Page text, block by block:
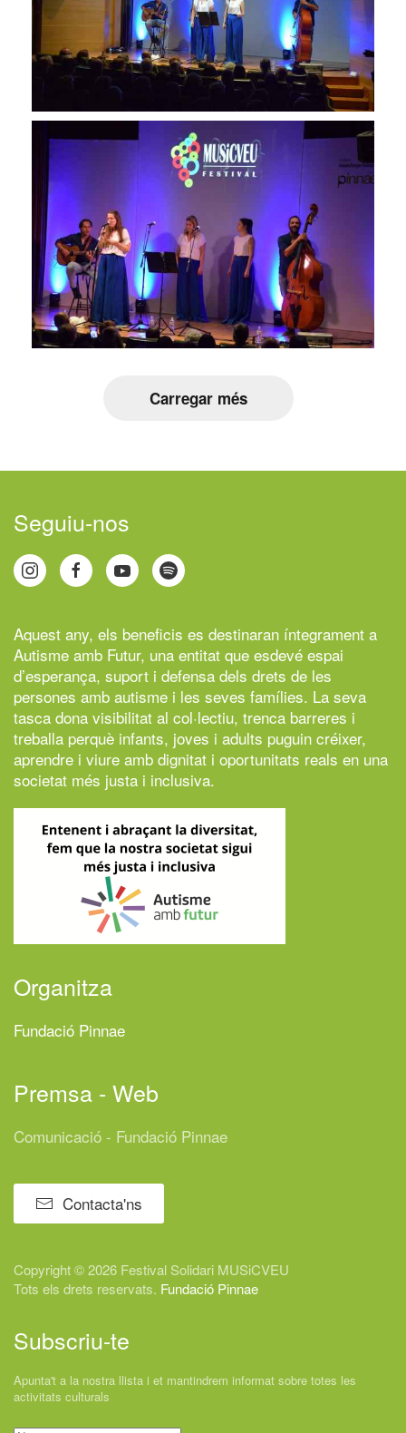
Carregar més
Seguiu-nos
Aquest any, els beneficis es destinaran íntegrament a
Autisme amb Futur, una entitat que esdevé espai
d’esperança, suport i defensa dels drets de les
persones amb autisme i les seves famílies. La seva
tasca dona visibilitat al col·lectiu, trenca barreres i
treballa perquè infants, joves i adults puguin créixer,
aprendre i viure amb dignitat i oportunitats reals en una
societat més justa i inclusiva.
Organitza
Fundació Pinnae
Premsa - Web
Comunicació - Fundació Pinnae
Contacta'ns
Copyright © 2026 Festival Solidari MUSiCVEU
Tots els drets reservats. Fundació Pinnae
Subscriu-te
Apunta't a la nostra llista i et mantindrem informat sobre totes les
activitats culturals